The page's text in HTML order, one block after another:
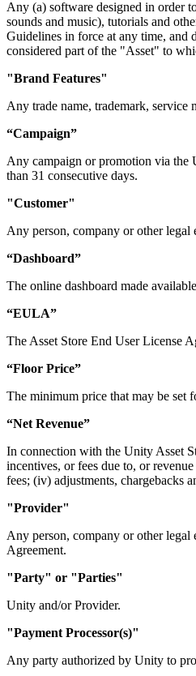
XR-Spiele
XR-Spiele plattformübergreifend
Multiplayer-Spiele
Any (a) software designed in order
sounds and music), tutorials and
Guidelines in force at any time, and
considered part of the "Asset" to
"Brand Features"
Any trade name, trademark, service
“Campaign”
Any campaign or promotion via the
than 31 consecutive days.
"Customer"
Any person, company or other legal
“Dashboard”
The online dashboard made
“EULA”
The Asset Store End User License
“Floor Price”
The minimum price that may be set
“Net Revenue”
In connection with the Unity Asset
incentives, or fees due to, or
fees; (iv) adjustments, chargebacks
"Provider"
Any person, company or other legal
Agreement.
"Party" or "Parties"
Unity and/or Provider.
"Payment Processor(s)"
Any party authorized by Unity to